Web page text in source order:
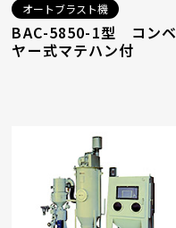
オートブラスト機
BAC-5850-1型 コンベ
ヤー式マテハン付